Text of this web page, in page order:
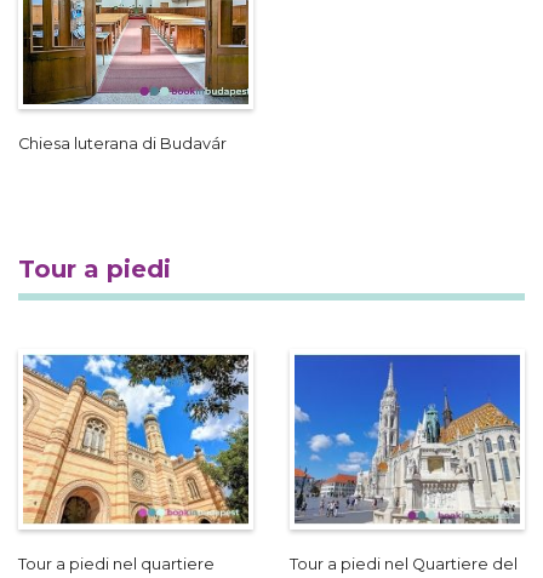
Chiesa luterana di Budavár
Tour a piedi
Tour a piedi nel quartiere
Tour a piedi nel Quartiere del